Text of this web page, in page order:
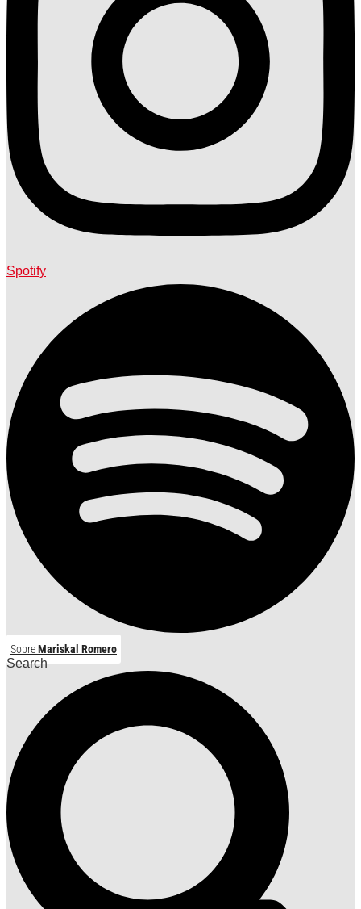
Spotify
SobreMariskal Romero
Search